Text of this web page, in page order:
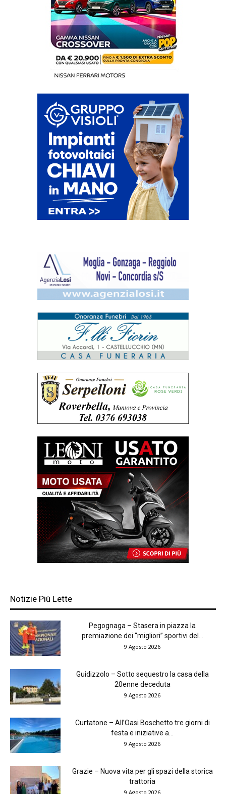
Notizie Più Lette
Pegognaga – Stasera in piazza la
premiazione dei “migliori” sportivi del...
9 Agosto 2026
Guidizzolo – Sotto sequestro la casa della
20enne deceduta
9 Agosto 2026
Curtatone – All’Oasi Boschetto tre giorni di
festa e iniziative a...
9 Agosto 2026
Grazie – Nuova vita per gli spazi della storica
trattoria
9 Agosto 2026